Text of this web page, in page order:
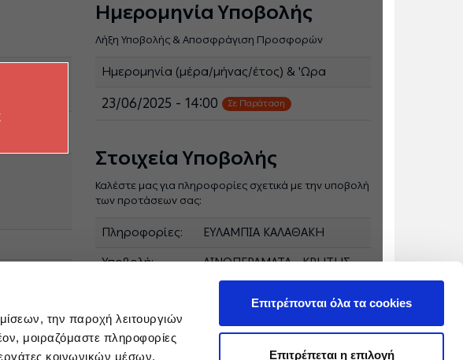
την παροχή λειτουργιών
μοιραζόμαστε πληροφορίες
κοινωνικών μέσων,
Επιτρέπονται όλα τα cookies
Επιτρέπεται η επιλογή
Ημερομηνία Υποβολής
Λήξη Υποβολής & Αποσφράγιση Προσφορών
Ημερομηνία (μέρα/μήνας/έτος) & 'Ωρα
23/06/2025 - 14:00 Σε Παράταση
Στοιχεία Υποβολής
Καλέστε μας για πληροφορίες σχετικά με την υποβολή
των προτάσεων σας:
Πληροφορίες: ΕΥΛΑΜΠΙΑ ΚΑΛΑΘΑΚΗ
Υποβολή: ΛΙΝΟΠΕΡΑΜΑΤΑ - ΚΡΗΤΗΣ
ΑΗΣ